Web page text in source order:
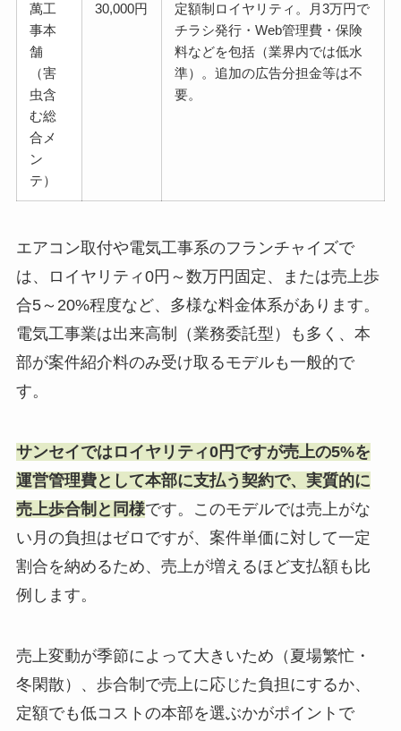
萬工
事本
舗
（害
虫含
む総
合メ
ン
テ）
30,000円
定額制ロイヤリティ。月3万円で
チラシ発行・Web管理費・保険
料などを包括（業界内では低水
準）。追加の広告分担金等は不
要。
エアコン取付や電気工事系のフランチャイズで
は、ロイヤリティ0円～数万円固定、または売上歩
合5～20%程度など、多様な料金体系があります。
電気工事業は出来高制（業務委託型）も多く、本
部が案件紹介料のみ受け取るモデルも一般的で
す。
サンセイではロイヤリティ0円ですが売上の5%を
運営管理費として本部に支払う契約で、実質的に
売上歩合制と同様です。このモデルでは売上がな
い月の負担はゼロですが、案件単価に対して一定
割合を納めるため、売上が増えるほど支払額も比
例します。
売上変動が季節によって大きいため（夏場繁忙・
冬閑散）、歩合制で売上に応じた負担にするか、
定額でも低コストの本部を選ぶかがポイントで